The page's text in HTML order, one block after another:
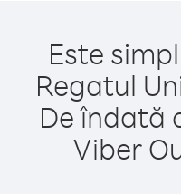
Este
Regatul
De îndată
Viber